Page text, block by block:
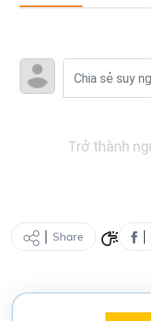
Trở thành
Share